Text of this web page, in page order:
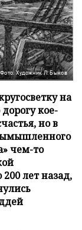
Фото: Художник Л. Быков
на
кое-
но в
чем-то
лет назад,